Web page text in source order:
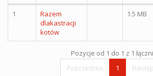
1
Razem
dlakastracji
kotów
1.5 MB
Pozycje od 1 do 1 z 1
Poprzednia
1